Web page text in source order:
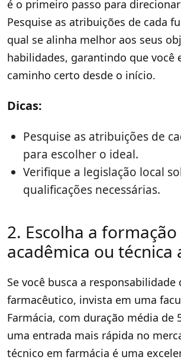
é o primeiro passo para
Pesquise as atribuições de cada
qual se alinha melhor aos seus
habilidades, garantindo que você
caminho certo desde o início.
Dicas:
Pesquise as atribuições de
para escolher o ideal.
Verifique a legislação local
qualificações necessárias.
2. Escolha a formação
acadêmica ou técnica
Se você busca a responsabilidade
farmacêutico, invista em uma
Farmácia, com duração média de
uma entrada mais rápida no
técnico em farmácia é uma